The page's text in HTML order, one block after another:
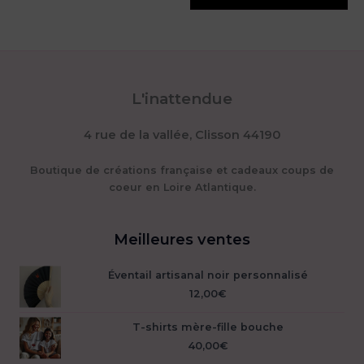
L'inattendue
4 rue de la vallée, Clisson 44190
Boutique de créations française et cadeaux coups de
coeur en Loire Atlantique.
Meilleures ventes
Éventail artisanal noir personnalisé
12,00€
T-shirts mère-fille bouche
40,00€